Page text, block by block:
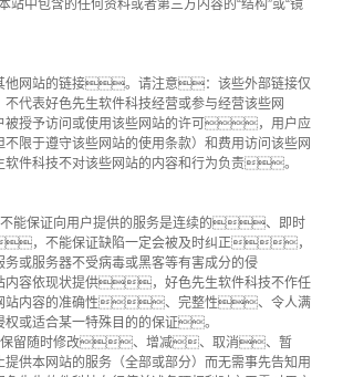
站中包含的任何资料或者第三方内容的“结构”或“镜
他网站的链接。请注意：该些外部链接仅
代表好色先生软件科技经营或参与经营该些网
授予访问或使用该些网站的许可，用户应
不限于遵守该些网站的使用条款）和费用访问该些网
件科技不对该些网站的内容和行为负责。
不能保证向用户提供的服务是连续的、即时
，不能保证缺陷一定会被及时纠正，
务或服务器不受病毒或黑客等有害成分的侵
容依现状提供，好色先生软件科技不作任
网站内容的准确性、完整性、令人满
或适合某一特殊目的的保证。
保留随时修改、增减、取消、暂
供本网站的服务（全部或部分）而无需事先告知用